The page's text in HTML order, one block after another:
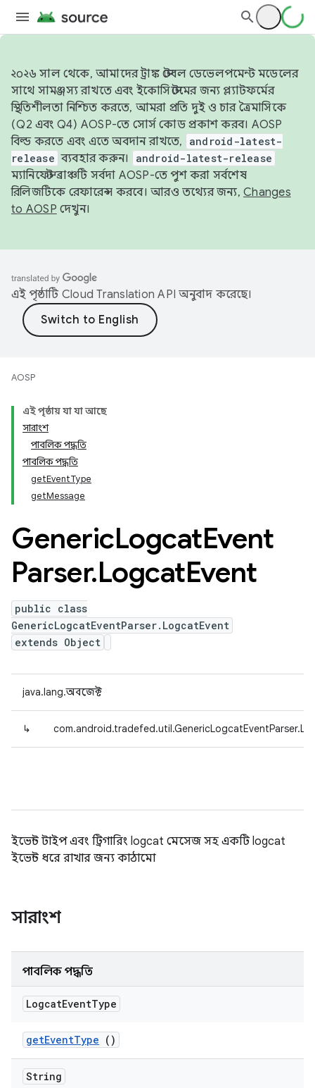
২০২৬ সাল থেকে, আমাদের ট্রাঙ্ক স্টেবল ডেভেলপমেন্ট মডেলের
সাথে সামঞ্জস্য রাখতে এবং ইকোসিস্টেমের জন্য প্ল্যাটফর্মের
স্থিতিশীলতা নিশ্চিত করতে, আমরা প্রতি দুই ও চার ত্রৈমাসিকে
(Q2 এবং Q4) AOSP-তে সোর্স কোড প্রকাশ করব। AOSP
বিল্ড করতে এবং এতে অবদান রাখতে,
android-latest-
release ব্যবহার করুন। android-latest-release
ম্যানিফেস্ট ব্রাঞ্চটি সর্বদা AOSP-তে পুশ করা সর্বশেষ
রিলিজটিকে রেফারেন্স করবে। আরও তথ্যের জন্য, Changes
to AOSP দেখুন।
এই পৃষ্ঠাটি Cloud Translation API অনুবাদ করেছে।
AOSP
এই পৃষ্ঠায় যা যা আছে
সারাংশ
পাবলিক পদ্ধতি
পাবলিক পদ্ধতি
getEventType
getMessage
GenericLogcatEvent
Parser.LogcatEvent
public class
GenericLogcatEventParser.LogcatEvent
extends Object
java.lang.অবজেক্ট
↳
ইভেন্ট টাইপ এবং ট্রিগারিং logcat মেসেজ সহ একটি logcat
ইভেন্ট ধরে রাখার জন্য কাঠামো
সারাংশ
পাবলিক পদ্ধতি
LogcatEventType
getEventType ()
String